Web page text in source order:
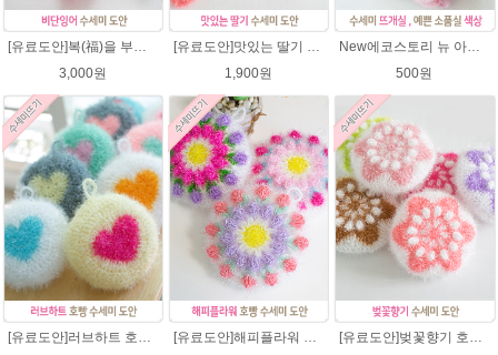
[유료도안]복(福)을 부르는 비단잉어 수세미 코바늘뜨기 도안+꼬리부분 동영상 /복수세미뜨기/수세미실/반짝이수세미/반짝이실/ 힐링 웰빙수세미 퐁퐁수세미 코바늘수세미
3,000원
[유료도안]맛있는 딸기 수세미뜨기 도안(수세미실은 옵션에서 추가구매 가능)/수세미뜨기/수세미실/반짝이수세미/반짝이실/웰빙수세미 퐁퐁수세미 코바늘수세미
1,900원
New에코스토리 뉴 아크릴 / 수세미실 인형제작 뜨개실 친환경소품 뜨개질실 아크릴수세미실
500원
[유료도안]러브하트 호빵수세미뜨기 도안(수세미실은 옵션에서 추가구매 가능)/별호빵수세미처럼 예쁜수세미뜨기/빤짝이 수세미실/웰빙수세미실/고급수세미실/하트뜨기 반짝이수세미 하트수세미
[유료도안]해피플라워 호빵수세미뜨기 도안(수세미실은 옵션에서 추가구매 가능)/수세미뜨기/수세미실/반짝이수세미/반짝이실/별수세미 호빵수세미 웰빙수세미 퐁퐁수세미 코바늘수세미
[유료도안]벚꽃향기 호빵수세미뜨기 도안(수세미실은 옵션에서 추가구매 가능)/수세미뜨기/수세미실/반짝이수세미/반짝이실/별수세미 호빵수세미 웰빙수세미 퐁퐁수세미 코바늘수세미